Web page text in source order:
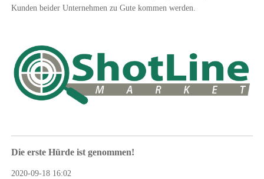
Kunden beider Unternehmen zu Gute kommen werden.
Die erste Hürde ist genommen!
2020-09-18 16:02